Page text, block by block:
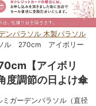
ンパラソル 木製パラソル
ル 270cm アイボリー
【アイボリ
度調節の日よけ傘
ガーデンパラソル（直径